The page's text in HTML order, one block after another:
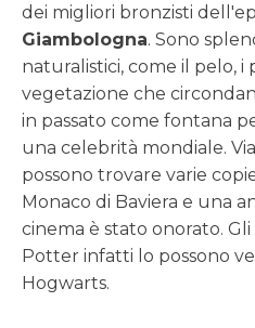
dei migliori bronzisti
Giambologna. Sono
naturalistici, come il pelo, i
vegetazione che
in passato come fontana
una celebrità mondiale.
possono trovare varie
Monaco di Baviera e una
cinema è stato onorato.
Potter infatti lo possono
Hogwarts.